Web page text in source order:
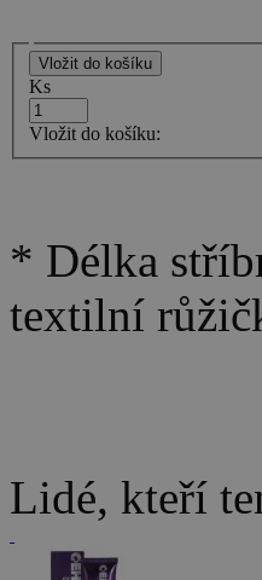
Ks
Vložit do košíku:
* Délka
textilní
Lidé, kteří